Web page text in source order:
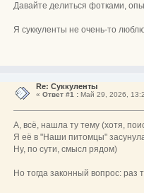
Давайте делиться фотками,
Я суккуленты не очень-то
Re: Суккуленты
« Ответ #1 :Май 29, 2026,
А, всё, нашла ту тему (хотя,
Я её в "Наши питомцы"
Ну, по сути, смысл рядом)
Но тогда законный вопрос: раз